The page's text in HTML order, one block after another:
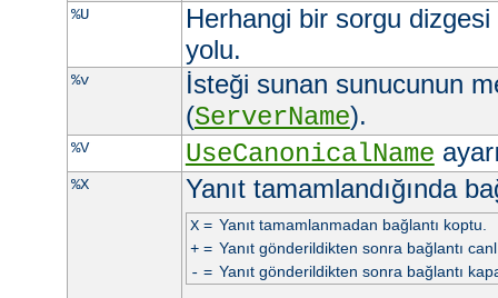
%U
Herhangi bir sorgu
yolu.
%v
İsteği sunan sunucunun
(ServerName).
%V UseCanonicalName
%X Yanıt tamamlandığında
X= Yanıt tamamlanmadan bağlantı koptu.
+= Yanıt gönderildikten sonra bağlantı
- = Yanıt gönderildikten sonra bağlantı